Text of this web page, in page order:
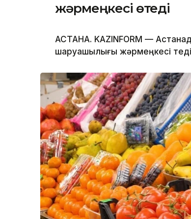
жәрмеңкесі өтеді
АСТАНА. KAZINFORM —
шаруашылығы жәрмеңкесі